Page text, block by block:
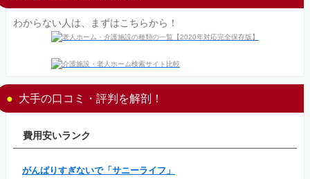
わからない人は、まずはこちらから！
大手の口コミ・評判を解剖！
費用安いランク
がんばりすぎないで「サニーライフ」